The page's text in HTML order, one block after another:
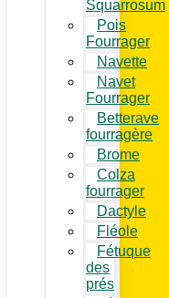
Squarrosum
Pois
Fourrager
Navette
Navet
Fourrager
Betterave
fourragère
Brome
Colza
fourrager
Dactyle
Fléole
Fétuque
des
prés